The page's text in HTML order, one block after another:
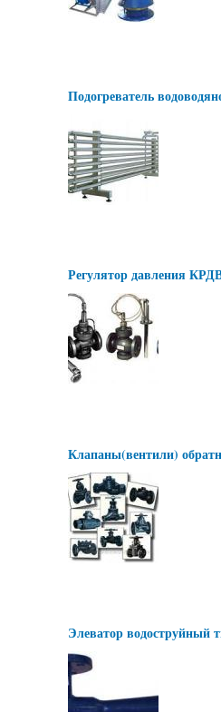
Подогреватель
Регулятор давления
Клапаны(вентили)
Элеватор водоструйный